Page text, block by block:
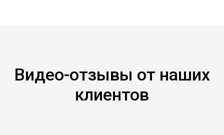
Видео-отзывы от наших
клиентов